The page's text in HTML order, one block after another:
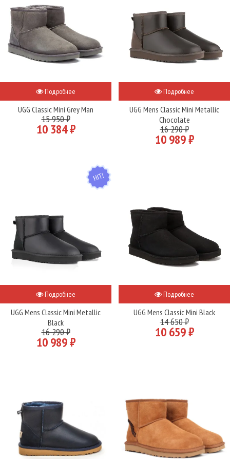
Подробнее
UGG Classic Mini Grey Man
15 950 ₽
10 384 ₽
Подробнее
UGG Mens Classic Mini Metallic
Chocolate
16 290 ₽
10 989 ₽
HIT
Подробнее
UGG Mens Classic Mini Metallic
Black
16 290 ₽
10 989 ₽
Подробнее
UGG Mens Classic Mini Black
14 650 ₽
10 659 ₽